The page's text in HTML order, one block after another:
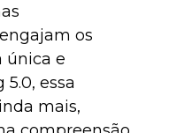
os
única e
essa
mais,